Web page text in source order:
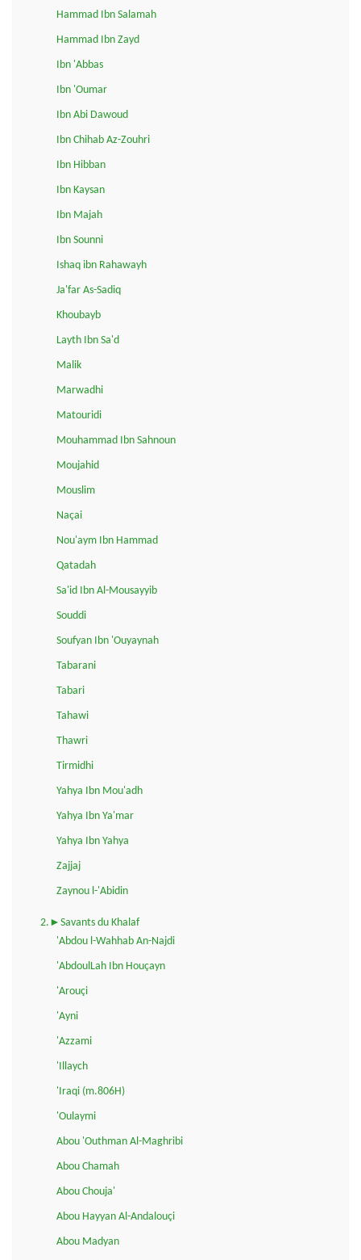
Hammad Ibn Salamah
Hammad Ibn Zayd
Ibn 'Abbas
Ibn 'Oumar
Ibn Abi Dawoud
Ibn Chihab Az-Zouhri
Ibn Hibban
Ibn Kaysan
Ibn Majah
Ibn Sounni
Ishaq ibn Rahawayh
Ja'far As-Sadiq
Khoubayb
Layth Ibn Sa'd
Malik
Marwadhi
Matouridi
Mouhammad Ibn Sahnoun
Moujahid
Mouslim
Naçai
Nou'aym Ibn Hammad
Qatadah
Sa'id Ibn Al-Mousayyib
Souddi
Soufyan Ibn 'Ouyaynah
Tabarani
Tabari
Tahawi
Thawri
Tirmidhi
Yahya Ibn Mou'adh
Yahya Ibn Ya'mar
Yahya Ibn Yahya
Zajjaj
Zaynou l-'Abidin
2.►Savants du Khalaf
'Abdou l-Wahhab An-Najdi
'AbdoulLah Ibn Houçayn
'Arouçi
'Ayni
'Azzami
'Illaych
'Iraqi (m.806H)
'Oulaymi
Abou 'Outhman Al-Maghribi
Abou Chamah
Abou Chouja'
Abou Hayyan Al-Andalouçi
Abou Madyan